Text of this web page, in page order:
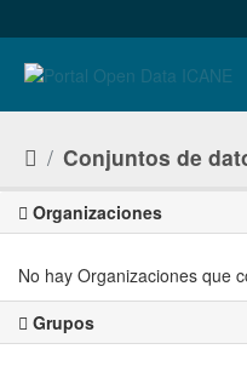
Conjuntos de
Organizaciones
No hay Organizaciones que
Grupos